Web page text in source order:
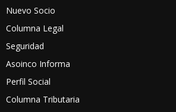
Nuevo Socio
Columna Legal
Seguridad
Asoinco Informa
Perfil Social
Columna Tributaria